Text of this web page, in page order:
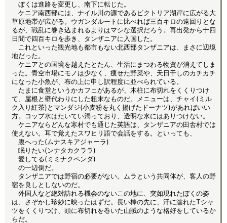
ぼくは進路を変更し、南下に転じた。
ケニア南西部には、ナイル川の源であるビクトリア湖岸に広がる大
草原地帯が広がる。ウガンダルートに比べれば三百キロの遠回りとな
るが、戦乱に巻き込まれるよりはマシな選択だろう。再出発から十四
日間で四百キロを歩き、タンザニアに入国した。
これといった観光地も都市もない北西部タンザニアは、まさに辺境
地だった。
ケニアとの国境を越えたとたん、生活にまつわる物資が消えてしま
った。青空市場にモノは少なく、痩せた野菜や、天日干しのカチカチ
になった小魚が、布の上に申し訳程度に並べられている。
たまに食堂というかカフェがあるが、木柱に布切れをくくりつけ
て、屋根と壁代わりにした粗末なものだ。メニューは、チャイ(ミル
ク入り紅茶)とマンダジ(小麦粉を丸く揚げたドーナツ)があればいい
方。コップ水はたいてい濁っており、透明な水にはありつけない。
ケニアならどんな寒村でも通じた英語は、タンザニアの田舎村では
使えない。耳で覚えたスワヒリ語で会話をする。といっても、
腹へった(ムナスキアジャーラ)
眠りたい(ンナタカクララ)
愛してる(ミミナクペンダ)
の一辺倒だ。
タンザニアでは野宿の必要がない。ムラという共同体が、客人の野
宿を良しとしないのだ。
外国人など絶対訪れる機会のないこの地に、突如現れたぼくの姿
は、さぞかし珍妙に映ったはずだ。長い棒の先に、汗に濡れたTシャ
ツをくくりつけ、頭に布切れを巻いた山賊のような格好をしているか
らだ。